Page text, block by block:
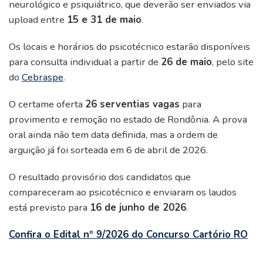
neurológico e psiquiátrico, que deverão ser enviados via
upload entre 15 e 31 de maio.
Os locais e horários do psicotécnico estarão disponíveis
para consulta individual a partir de 26 de maio, pelo site
do Cebraspe.
O certame oferta 26 serventias vagas para
provimento e remoção no estado de Rondônia. A prova
oral ainda não tem data definida, mas a ordem de
arguição já foi sorteada em 6 de abril de 2026.
O resultado provisório dos candidatos que
compareceram ao psicotécnico e enviaram os laudos
está previsto para 16 de junho de 2026.
Confira o Edital nº 9/2026 do Concurso Cartório RO